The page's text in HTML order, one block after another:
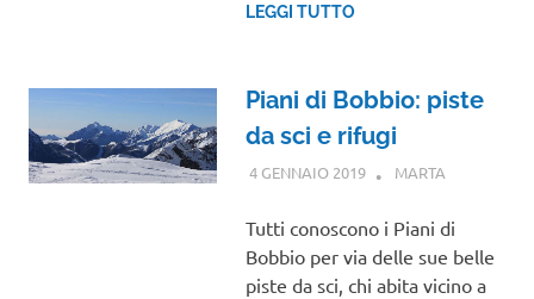
LEGGI TUTTO
Piani di Bobbio: piste
da sci e rifugi
4 GENNAIO 2019 MARTALOMBARDIA
Tutti conoscono i Piani di
Bobbio per via delle sue belle
piste da sci, chi abita vicino a